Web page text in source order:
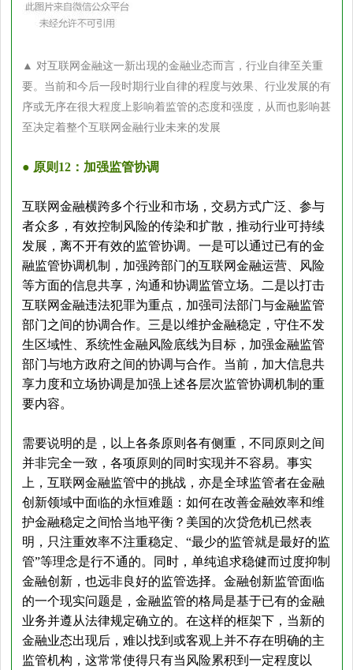
▲ 对互联网金融这一新出现的金融业态而言，行业自律至关重
要。当前和今后一段时期行业自律的程度与效果、 行业发展的有
序或无序在很大程度上影响着监管的态度和强度，从而也影响甚
至决定着整个互联网金融行业未来的发展
● 原则12：加强监管协调
互联网金融横跨多个行业和市场，交易方式广泛、参与
者众多，有效控制风险的传染和扩散，推动行业可持续
发展，离不开有效的监管协调。一是可以通过已有的金
融监管协调机制，加强跨部门的互联网金融运营、风险
等方面的信息共享，沟通和协调监管立场。二是以打击
互联网金融违法犯罪为重点，加强司法部门与金融监管
部门之间的协调合作。三是以维护金融稳定，守住不发
生区域性、系统性金融风险底线为目标，加强金融监管
部门与地方政府之间的协调与合作。当前，加大信息共
享力度和立场协调是加强上述各层次监管协调机制的重
要内容。
需要说明的是，以上各条原则各有侧重，不同原则之间
并非完全一致，各项原则的同时实现并不容易。事实
上，互联网金融监管中的挑战，亦是全球监管者在金融
创新领域中面临的永恒难题：如何在改善金融效率和维
护金融稳定之间恰当地平衡？美国的次贷危机已然表
明，只注重效率不注重稳定、“最少的监管就是最好的监
管”等理念是行不通的。同时，单纯追求稳健而过度抑制
金融创新，也远非良好的监管选择。金融创新监管面临
的一个现实问题是，金融监管的格局是基于已有的金融
业务并遵从法律规定确立的。在这样的框架下，当新的
金融业态出现后，难以找到或客观上并不存在明确的主
监管机构，这常常使得只有当风险累积到一定程度以